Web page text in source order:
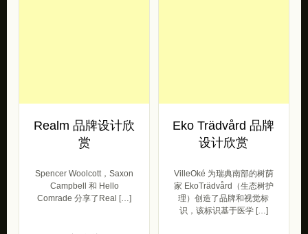
Realm 品牌设计欣
赏
Spencer Woolcott，Saxon
Campbell 和 Hello
Comrade 分享了Real […]
Eko Trädvård 品牌
设计欣赏
VilleOké 为瑞典南部的树荫
家 EkoTrädvård（生态树护
理）创造了品牌和视觉标
识，该标识基于医学 […]